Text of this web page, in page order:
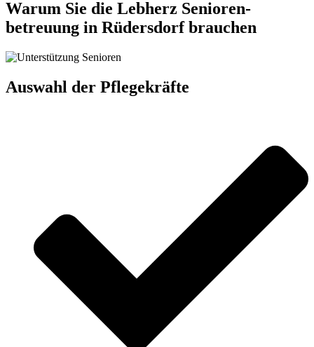
Warum Sie die Lebherz Senioren­
betreuung in Rüdersdorf brauchen
Auswahl der Pflegekräfte